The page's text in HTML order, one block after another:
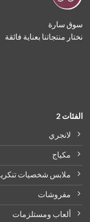
سارة
منتجاتنا بعناية فائقة
2
لانجري
مكياج
ملابس شخصيات تنكرية
مفروشات
ألعاب ومستلزمات